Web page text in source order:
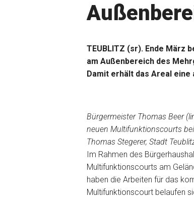
TEUBLITZ (sr). Ende März
am Außenbereich des
Damit erhält das Areal
Bürgermeister Thomas Beer
neuen Multifunktionscourts
Thomas Stegerer, Stadt
Im Rahmen des
Multifunktionscourts am
haben die Arbeiten für das
Multifunktionscourt belaufen